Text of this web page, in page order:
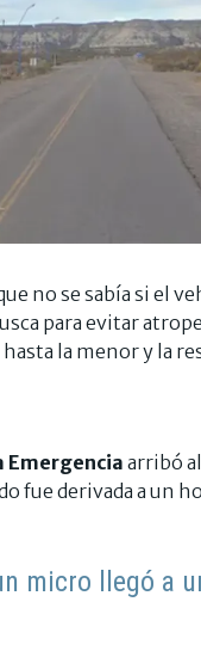
no se sabía si el
para evitar
la menor y la
Emergencia arribó
fue derivada a un
micro llegó a